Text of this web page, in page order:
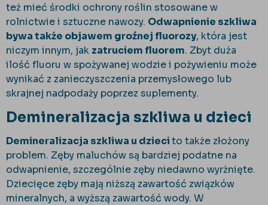
też mieć środki ochrony roślin stosowane w
rolnictwie i sztuczne nawozy. Odwapnienie szkliwa
bywa także objawem groźnej fluorozy, która jest
niczym innym, jak zatruciem fluorem. Zbyt duża
ilość fluoru w spożywanej wodzie i pożywieniu może
wynikać z zanieczyszczenia przemysłowego lub
skrajnej nadpodaży poprzez suplementy.
Demineralizacja szkliwa u dzieci
Demineralizacja szkliwa u dziecito także złożony
problem. Zęby maluchów są bardziej podatne na
odwapnienie, szczególnie zęby niedawno wyrżnięte.
Dziecięce zęby mają niższą zawartość związków
mineralnych, a wyższą zawartość wody. W